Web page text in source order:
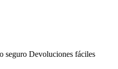
seguro Devoluciones fáciles